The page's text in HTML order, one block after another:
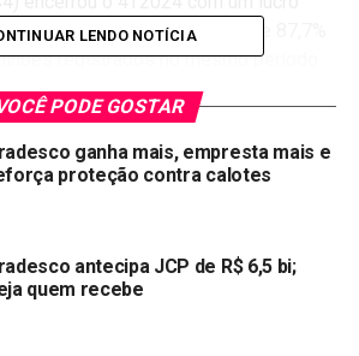
R$ 5,402 bilhões, um salto de 87,7%
registrados no mesmo período
do ano, o banco atingiu R$ 19
de 20%, superando expectativas
uma trajetória de recuperação após
em linhas de alta margem, o
cerca de R$ 2 bilhões a mais do
destacou Marcelo Noronha,
comunicado aos investidores.
LENDO NOTÍCIA
PODE GOSTAR
ganha mais, empresta mais e
proteção contra calotes
antecipa JCP de R$ 6,5 bi;
quem recebe